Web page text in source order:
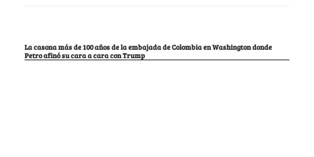
La casona más de 100 años de la embajada de Colombia en Washington donde
Petro afinó su cara a cara con Trump